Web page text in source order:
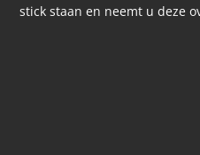
stick staan en neemt u deze